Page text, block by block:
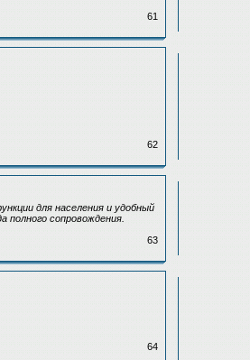
61
62
для населения и удобный
сопровождения.
63
64